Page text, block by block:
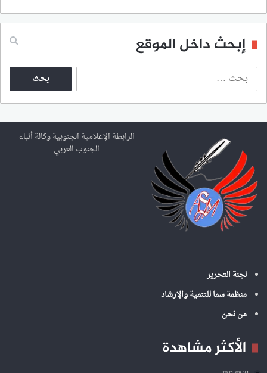
إبحث داخل الموقع
ث
ع
ن
الرابطة الإعلامية الجنوبية وكالة أنباء
الجنوب العربي
لجنة التحرير
منظمة سما للتنمية والإرشاد
من نحن
الأكثر مشاهدة